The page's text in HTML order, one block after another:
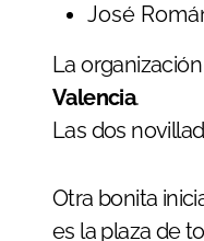
José
La
Valencia.
Las dos
Otra bonita
es la plaza de